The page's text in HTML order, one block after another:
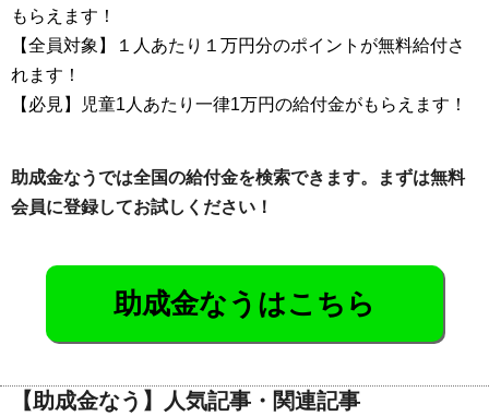
もらえます！
【全員対象】１人あたり１万円分のポイントが無料給付さ
れます！
【必見】児童1人あたり一律1万円の給付金がもらえます！
助成金なうでは全国の給付金を検索できます。まずは無料
会員に登録してお試しください！
助成金なうはこちら
【助成金なう】人気記事・関連記事